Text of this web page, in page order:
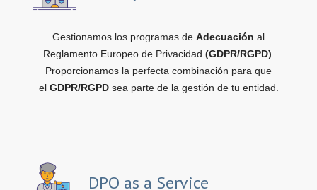
Gestionamos los programas de Adecuación al
Reglamento Europeo de Privacidad (GDPR/RGPD)
Proporcionamos la perfecta combinación para que
el GDPR/RGPDsea parte de la gestión de tu entidad.
DPO as a Service